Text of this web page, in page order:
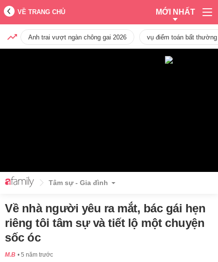
VỀ TRANG CHỦ MỚI NHẤT
Anh trai vượt ngàn chông gai 2026 vụ điểm toán bất
Tâm sự - Gia đình
Về nhà người yêu ra mắt, bác gái hẹn
riêng tôi tâm sự và tiết lộ một chuyện
sốc óc
M.B 5 năm trước